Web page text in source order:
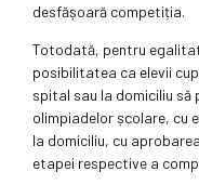
desfășoară competiția.
Totodată, pentru
posibilitatea ca elevii
spital sau la domiciliu
olimpiadelor școlare, cu
la domiciliu, cu
etapei respective a